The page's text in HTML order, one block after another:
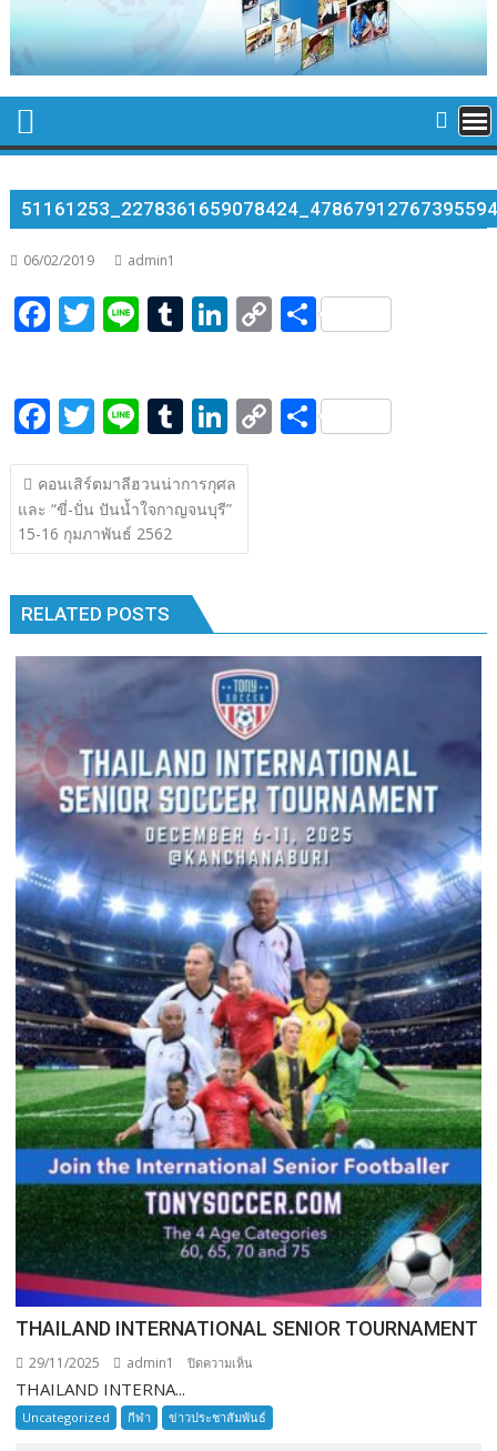
06/02/2019 admin1
F
b
o
o
k
T
er
Li T
bl
r
Li
e
dI
n
C
y
S
e
F
ac
e
b
o
o
k
T
w
itt
er
Li
n
e
T
u
m
bl
r
Li
n
k
e
dI
C
k
S
แนะแนว
เรื่อง
คอนเสิร์ตมาลีฮวนน่าการกุศล
และ “ขี่-ปั่น ปันน้ำใจกาญจนบุรี”
15-16 กุมภาพันธ์ 2562
RELATED POSTS
THAILAND INTERNATIONAL SENIOR TOURNAMENT
29/11/2025 admin1 ปิดความเห็น
INTERNATIONAL
SENIOR
THAILAND INTERNA...
Uncategorized กีฬา ข่าวประชาสัมพันธ์